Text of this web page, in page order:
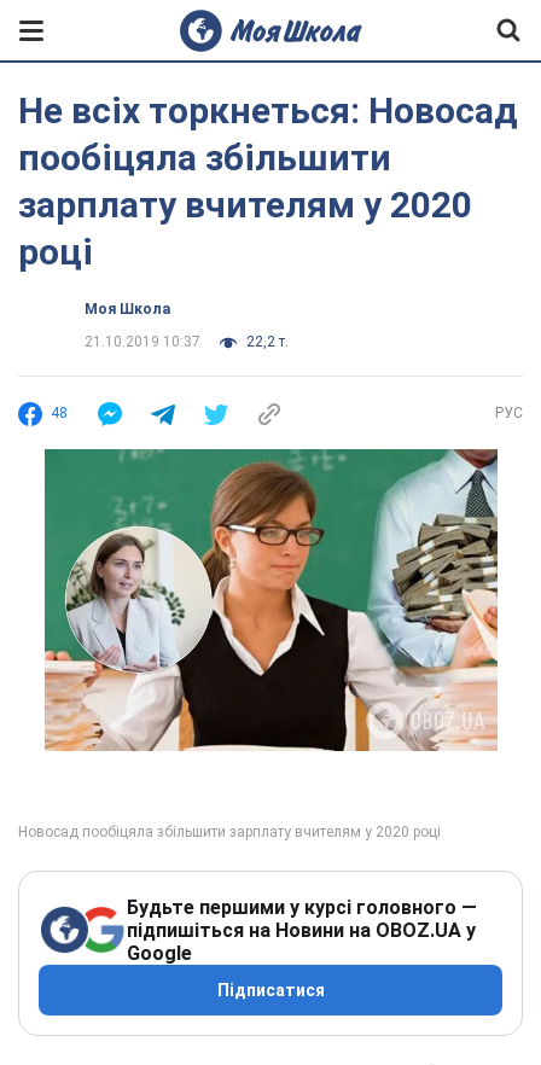
Не всіх торкнеться: Новосад
пообіцяла збільшити
зарплату вчителям у 2020
році
Моя Школа
21.10.2019 10:37
22,2 т.
48 РУС
Будьте першими у курсі головного —
підпишіться на Новини на OBOZ.UA у
Google
Підписатися